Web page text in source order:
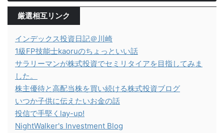
厳選相互リンク
インデックス投資日記＠川崎
1級FP技能士kaoruのちょっといい話
サラリーマンが株式投資でセミリタイアを目指してみま
した。
株主優待と高配当株を買い続ける株式投資ブログ
いつか子供に伝えたいお金の話
投信で手堅くlay-up!
NightWalker's Investment Blog